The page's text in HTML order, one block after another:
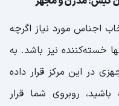
اجناس مورد نیاز اگرچه
خسته‌کننده نیز باشد. به
در این مرکز قرار داده
روبروی شما قرار